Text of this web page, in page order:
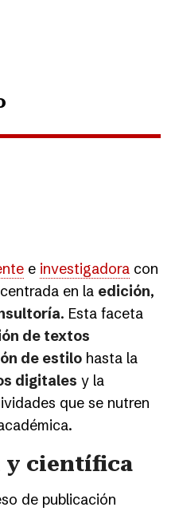
e investigadora con
en la edición,
. Esta faceta
de textos
de estilo hasta la
digitales y la
que se nutren
y científica
de publicación